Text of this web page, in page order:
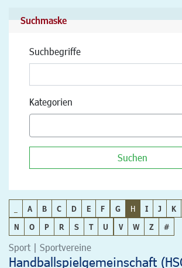
Suchmaske
Suchbegriffe
Kategorien
Suchen
A B C D E F G H I J K
N
O P R S T U V W Z #
Sport | Sportvereine
Handballspielgemeinschaft